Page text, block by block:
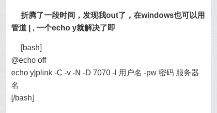
折腾了一段时间，发现我out了，在windows也可以用
管道 | , 一个echo y就解决了即
[bash]
@echo off
echo y|plink -C -v -N -D 7070 -l 用户名 -pw 密码 服务器
名
[/bash]